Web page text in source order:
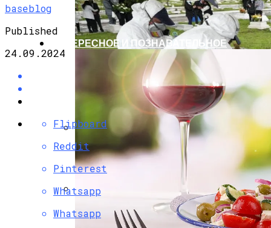
G7 Договорились Регулировать
Искусственный Интеллект
Коронавирус В США Оказался
Смертоноснее «испанки» 1918 Года
ИНТЕРЕСНОЕ И ПОЗНАВАТЕЛЬНОЕ
baseblog
Published
24.09.2024
Flipboard
Reddit
Pinterest
Whatsapp
Whatsapp